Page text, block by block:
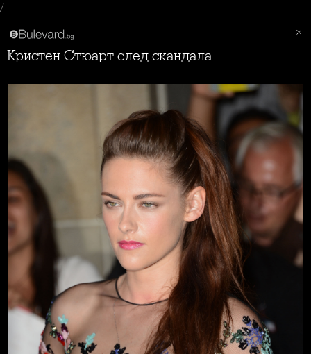
/
Кристен Стюарт след скандала